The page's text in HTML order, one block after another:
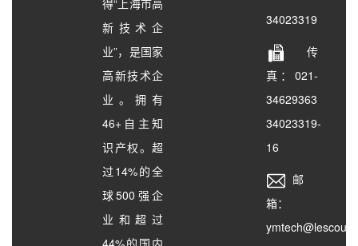
得“上海市高
新技术企
业”，是国家
高新技术企
业。拥有
46+自主知
识产权。超
过14%的全
球500强企
业和超过
34023319
传
真：021-
34629363
34023319-
16
邮
箱：